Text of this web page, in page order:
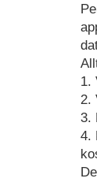
1.
2.
3.
4.